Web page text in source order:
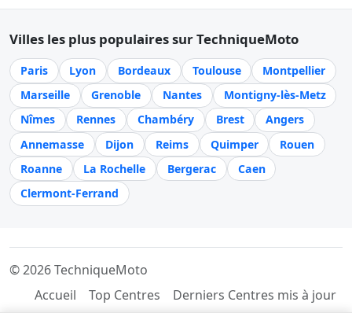
Villes les plus populaires sur TechniqueMoto
Paris Lyon Bordeaux Toulouse
Montpellier
Marseille
Grenoble Nantes
Montigny-lès-Metz
Nîmes
Rennes Chambéry Brest
Angers
Annemasse
Dijon Reims Quimper
Rouen
Roanne
La Rochelle Bergerac
Caen
Clermont-Ferrand
© 2026 TechniqueMoto
Accueil
Top Centres Derniers Centres mis à jour